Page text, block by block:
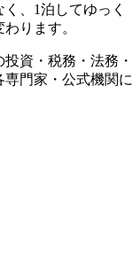
、1泊してゆっく
ります。
資・税務・法務・
門家・公式機関に